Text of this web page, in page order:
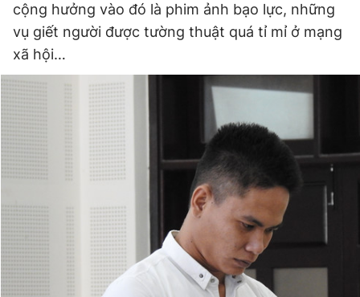
cộng hưởng vào đó là phim ảnh bạo lực, những
vụ giết người được tường thuật quá tỉ mỉ ở mạng
xã hội…